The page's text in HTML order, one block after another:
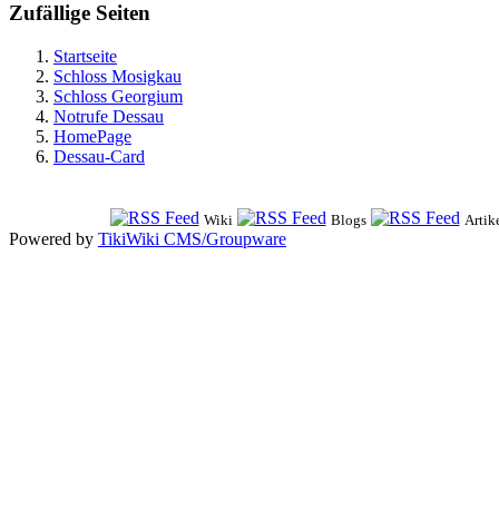
Zufällige Seiten
Startseite
Schloss Mosigkau
Schloss Georgium
Notrufe Dessau
HomePage
Dessau-Card
Wiki Blogs
Powered by TikiWiki CMS/Groupware